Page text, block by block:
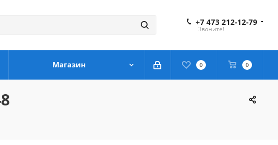
+7 473 212-12-79
Звоните!
0 0
Магазин